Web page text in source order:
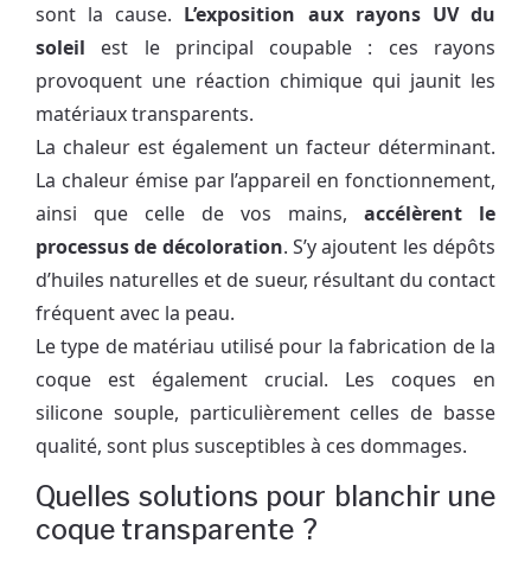
sont la cause. L’exposition aux rayons UV du
soleil est le principal coupable : ces rayons
provoquent une réaction chimique qui jaunit les
matériaux transparents.
La chaleur est également un facteur déterminant.
La chaleur émise par l’appareil en fonctionnement,
ainsi que celle de vos mains, accélèrent le
processus de décoloration. S’y ajoutent les dépôts
d’huiles naturelles et de sueur, résultant du contact
fréquent avec la peau.
Le type de matériau utilisé pour la fabrication de la
coque est également crucial. Les coques en
silicone souple, particulièrement celles de basse
qualité, sont plus susceptibles à ces dommages.
Quelles solutions pour blanchir une
coque transparente ?